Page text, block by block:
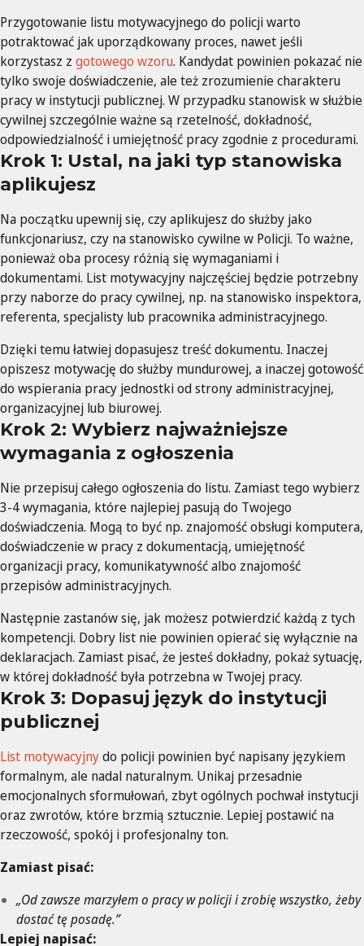
Przygotowanie listu motywacyjnego do policji warto
potraktować jak uporządkowany proces, nawet jeśli
korzystasz z gotowego wzoru. Kandydat powinien pokazać nie
tylko swoje doświadczenie, ale też zrozumienie charakteru
pracy w instytucji publicznej. W przypadku stanowisk w służbie
cywilnej szczególnie ważne są rzetelność, dokładność,
odpowiedzialność i umiejętność pracy zgodnie z procedurami.
Krok 1: Ustal, na jaki typ stanowiska
aplikujesz
Na początku upewnij się, czy aplikujesz do służby jako
funkcjonariusz, czy na stanowisko cywilne w Policji. To ważne,
ponieważ oba procesy różnią się wymaganiami i
dokumentami. List motywacyjny najczęściej będzie potrzebny
przy naborze do pracy cywilnej, np. na stanowisko inspektora,
referenta, specjalisty lub pracownika administracyjnego.
Dzięki temu łatwiej dopasujesz treść dokumentu. Inaczej
opiszesz motywację do służby mundurowej, a inaczej gotowość
do wspierania pracy jednostki od strony administracyjnej,
organizacyjnej lub biurowej.
Krok 2: Wybierz najważniejsze
wymagania z ogłoszenia
Nie przepisuj całego ogłoszenia do listu. Zamiast tego wybierz
3-4 wymagania, które najlepiej pasują do Twojego
doświadczenia. Mogą to być np. znajomość obsługi komputera,
doświadczenie w pracy z dokumentacją, umiejętność
organizacji pracy, komunikatywność albo znajomość
przepisów administracyjnych.
Następnie zastanów się, jak możesz potwierdzić każdą z tych
kompetencji. Dobry list nie powinien opierać się wyłącznie na
deklaracjach. Zamiast pisać, że jesteś dokładny, pokaż sytuację,
w której dokładność była potrzebna w Twojej pracy.
Krok 3: Dopasuj język do instytucji
publicznej
List motywacyjnydo policji powinien być napisany językiem
formalnym, ale nadal naturalnym. Unikaj przesadnie
emocjonalnych sformułowań, zbyt ogólnych pochwał instytucji
oraz zwrotów, które brzmią sztucznie. Lepiej postawić na
rzeczowość, spokój i profesjonalny ton.
Zamiast pisać:
„Od zawsze marzyłem o pracy w policji i zrobię wszystko, żeby
dostać tę posadę.”
Lepiej napisać: